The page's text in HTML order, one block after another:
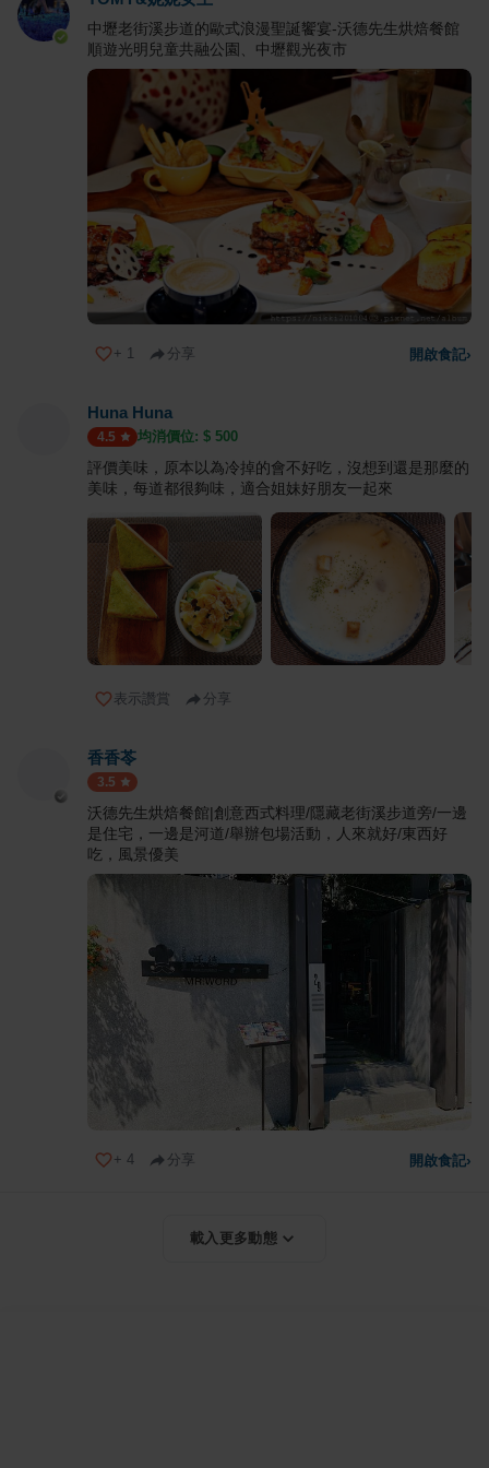
中壢老街溪步道的歐式浪漫聖誕饗宴-沃德先生烘焙餐館
順遊光明兒童共融公園、中壢觀光夜市
+ 1 分享 開啟食記›
Huna Huna
4.5 均消價位: $ 500
評價美味，原本以為冷掉的會不好吃，沒想到還是那麼的
美味，每道都很夠味，適合姐妹好朋友一起來
表示讚賞 分享
香香苓
3.5
沃德先生烘焙餐館|創意西式料理/隱藏老街溪步道旁/一邊
是住宅，一邊是河道/舉辦包場活動，人來就好/東西好
吃，風景優美
+ 4 分享 開啟食記›
載入更多動態